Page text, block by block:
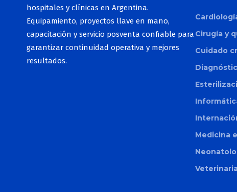
hospitales y clínicas en Argentina.
Equipamiento, proyectos llave en mano,
capacitación y servicio posventa confiable para
garantizar continuidad operativa y mejores
resultados.
Cirugía y
Cuidado
Medicina